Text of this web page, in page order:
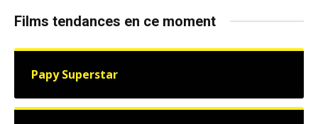
Films tendances en ce moment
Papy Superstar